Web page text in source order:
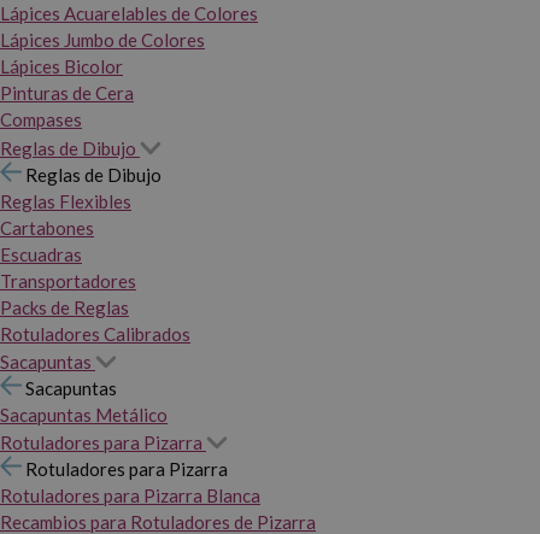
Lápices Acuarelables de Colores
Lápices Jumbo de Colores
Lápices Bicolor
Pinturas de Cera
Compases
Reglas de Dibujo
Reglas de Dibujo
Reglas Flexibles
Cartabones
Escuadras
Transportadores
Packs de Reglas
Rotuladores Calibrados
Sacapuntas
Sacapuntas
Sacapuntas Metálico
Rotuladores para Pizarra
Rotuladores para Pizarra
Rotuladores para Pizarra Blanca
Recambios para Rotuladores de Pizarra